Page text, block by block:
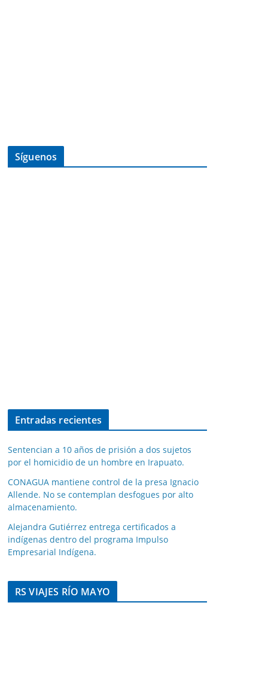
Síguenos
Entradas recientes
Sentencian a 10 años de prisión a dos sujetos
por el homicidio de un hombre en Irapuato.
CONAGUA mantiene control de la presa Ignacio
Allende. No se contemplan desfogues por alto
almacenamiento.
Alejandra Gutiérrez entrega certificados a
indígenas dentro del programa Impulso
Empresarial Indígena.
RS VIAJES RÍO MAYO